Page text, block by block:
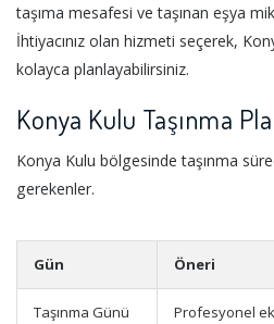
taşıma mesafesi ve taşınan eşya
İhtiyacınız olan hizmeti seçerek,
kolayca planlayabilirsiniz.
Konya Kulu Taşınma
Konya Kulu bölgesinde taşınma
gerekenler.
Gün Öneri
Taşınma Günü Profesyonel